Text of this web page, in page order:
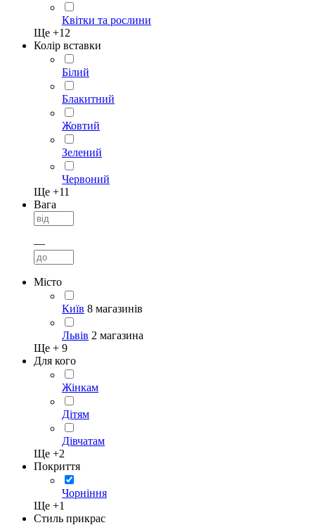
Квітки та рослини
Ще +12
Колір вставки
Білий
Блакитний
Жовтий
Зелений
Червоний
Ще +11
Вага
—
Місто
Київ 8 магазинів
Львів 2 магазина
Ще + 9
Для кого
Жінкам
Дітям
Дівчатам
Ще +2
Покриття
Чорніння
Ще +1
Стиль прикрас